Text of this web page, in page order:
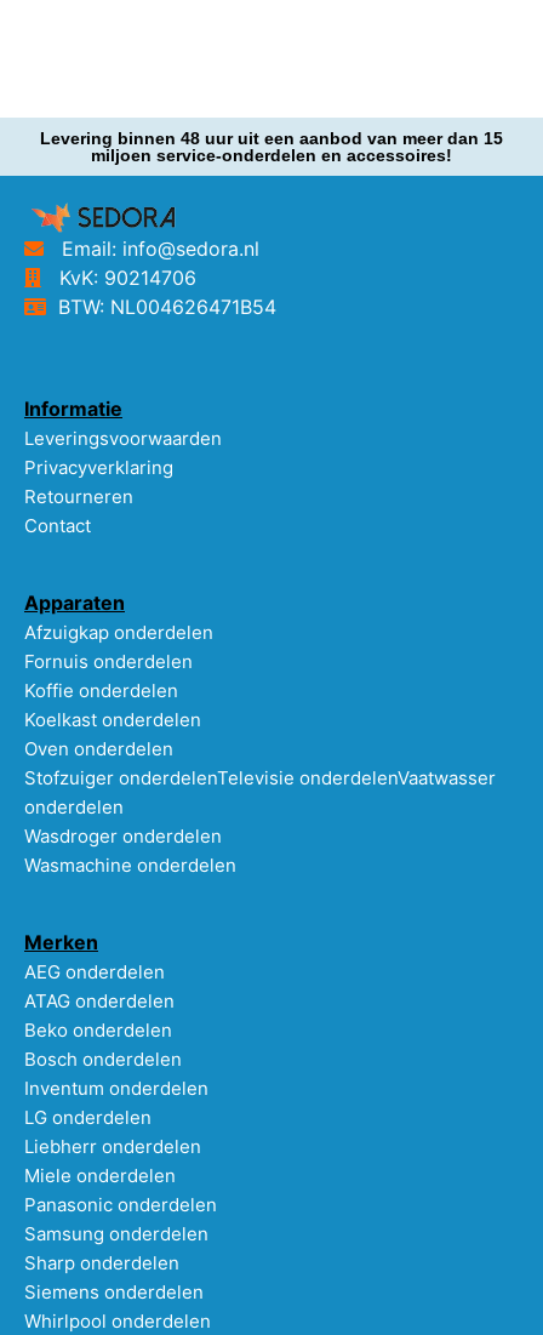
Levering binnen 48 uur uit een aanbod van meer dan 15
miljoen service-onderdelen en accessoires!
Email: info@sedora.nl
KvK: 90214706
BTW: NL004626471B54
Informatie
Leveringsvoorwaarden
Privacyverklaring
Retourneren
Contact
Apparaten
Afzuigkap onderdelen
Fornuis onderdelen
Koffie onderdelen
Koelkast onderdelen
Oven onderdelen
Stofzuiger onderdelenTelevisie onderdelenVaatwasser
onderdelen
Wasdroger onderdelen
Wasmachine onderdelen
Merken
AEG onderdelen
ATAG onderdelen
Beko onderdelen
Bosch onderdelen
Inventum onderdelen
LG onderdelen
Liebherr onderdelen
Miele onderdelen
Panasonic onderdelen
Samsung onderdelen
Sharp onderdelen
Siemens onderdelen
Whirlpool onderdelen